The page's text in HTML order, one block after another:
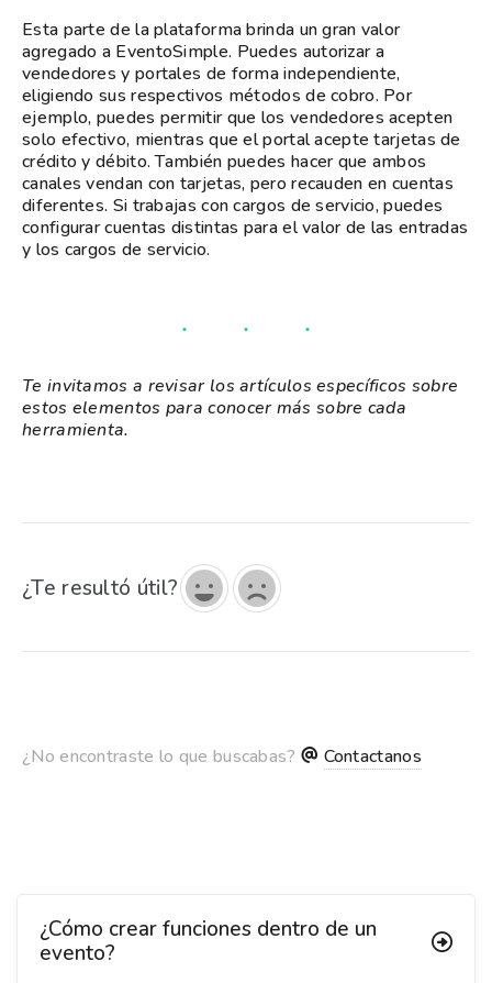
Esta parte de la plataforma brinda un gran valor
agregado a EventoSimple. Puedes autorizar a
vendedores y portales de forma independiente,
eligiendo sus respectivos métodos de cobro. Por
ejemplo, puedes permitir que los vendedores acepten
solo efectivo, mientras que el portal acepte tarjetas de
crédito y débito. También puedes hacer que ambos
canales vendan con tarjetas, pero recauden en cuentas
diferentes. Si trabajas con cargos de servicio, puedes
configurar cuentas distintas para el valor de las entradas
y los cargos de servicio.
Te invitamos a revisar los artículos específicos sobre
estos elementos para conocer más sobre cada
herramienta.
¿Te resultó útil?
¿No encontraste lo que buscabas? Contactanos
¿Cómo crear funciones dentro de un
evento?